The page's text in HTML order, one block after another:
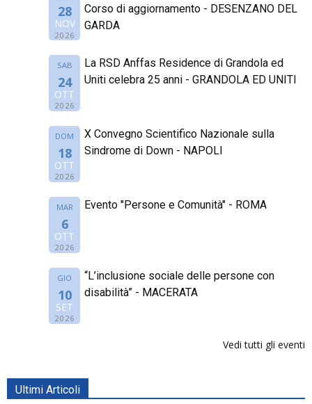
28
NOV
2026
Corso di aggiornamento - DESENZANO DEL
GARDA
SAB
24
OTT
2026
La RSD Anffas Residence di Grandola ed
Uniti celebra 25 anni - GRANDOLA ED UNITI
DOM
18
OTT
2026
X Convegno Scientifico Nazionale sulla
Sindrome di Down - NAPOLI
MAR
6
OTT
2026
Evento "Persone e Comunità" - ROMA
GIO
10
SET
2026
“L’inclusione sociale delle persone con
disabilità” - MACERATA
Vedi tutti gli eventi
Ultimi Articoli